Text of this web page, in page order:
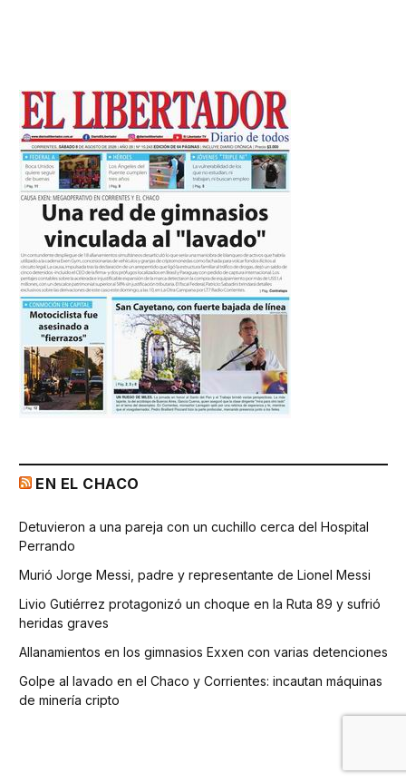
EN EL CHACO
Detuvieron a una pareja con un cuchillo cerca del Hospital
Perrando
Murió Jorge Messi, padre y representante de Lionel Messi
Livio Gutiérrez protagonizó un choque en la Ruta 89 y sufrió
heridas graves
Allanamientos en los gimnasios Exxen con varias detenciones
Golpe al lavado en el Chaco y Corrientes: incautan máquinas
de minería cripto